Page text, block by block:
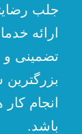
جلب
ارائه
تضمینی
انجام
باشد.